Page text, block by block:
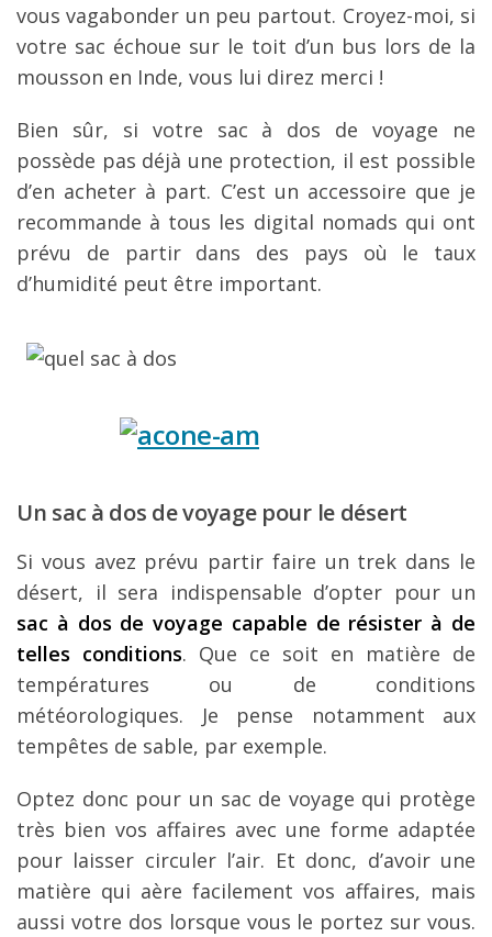
vous vagabonder un peu partout. Croyez-moi, si
votre sac échoue sur le toit d’un bus lors de la
mousson en Inde, vous lui direz merci !
Bien sûr, si votre sac à dos de voyage ne
possède pas déjà une protection, il est possible
d’en acheter à part. C’est un accessoire que je
recommande à tous les digital nomads qui ont
prévu de partir dans des pays où le taux
d’humidité peut être important.
Un sac à dos de voyage pour le désert
Si vous avez prévu partir faire un trek dans le
désert, il sera indispensable d’opter pour un
sac à dos de voyage capable de résister à de
telles conditions. Que ce soit en matière de
températures ou de conditions
météorologiques. Je pense notamment aux
tempêtes de sable, par exemple.
Optez donc pour un sac de voyage qui protège
très bien vos affaires avec une forme adaptée
pour laisser circuler l’air. Et donc, d’avoir une
matière qui aère facilement vos affaires, mais
aussi votre dos lorsque vous le portez sur vous.